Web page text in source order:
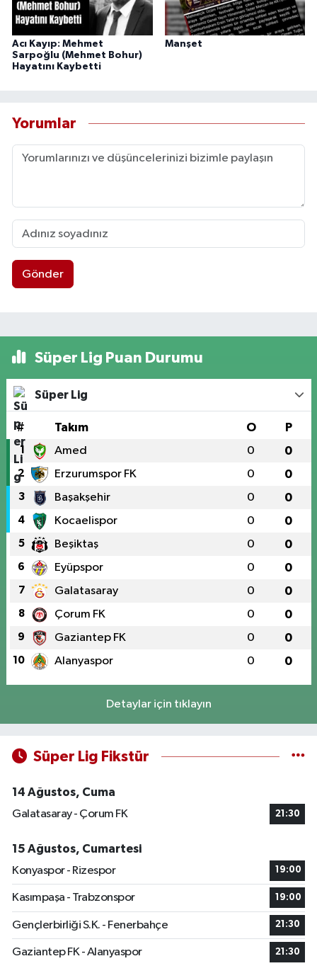
Acı Kayıp: Mehmet
Sarpoğlu (Mehmet Bohur)
Hayatını Kaybetti
Manşet
Yorumlar
Gönder
Süper Lig Puan Durumu
Süper Lig
# Takım O P
1 Amed 0 0
2 Erzurumspor FK 0 0
3 Başakşehir 0 0
4 Kocaelispor 0 0
5 Beşiktaş 0 0
6 Eyüpspor 0 0
7 Galatasaray 0 0
8 Çorum FK 0 0
9 Gaziantep FK 0 0
10 Alanyaspor 0 0
Detaylar için tıklayın
Süper Lig Fikstür
14 Ağustos, Cuma
Galatasaray - Çorum FK
21:30
15 Ağustos, Cumartesi
Konyaspor - Rizespor
19:00
Kasımpaşa - Trabzonspor 19:00
Gençlerbirliği S.K. - Fenerbahçe 21:30
Gaziantep FK - Alanyaspor 21:30